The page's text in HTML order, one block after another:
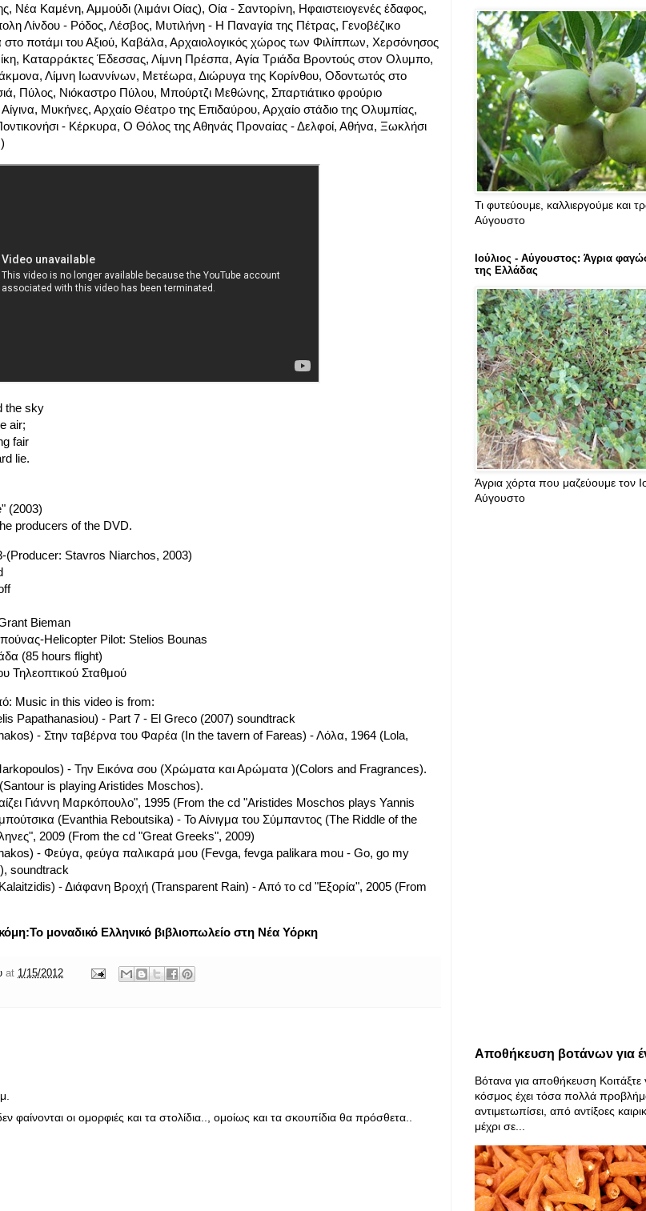
Νέα Καμένη, Αμμούδι (λιμάνι Οίας), Οία - Σαντορίνη, Ηφαιστειογενές έδαφος,
Λίνδου - Ρόδος, Λέσβος, Μυτιλήνη - Η Παναγία της Πέτρας, Γενοβέζικο
ποτάμι του Αξιού, Καβάλα, Αρχαιολογικός χώρος των Φιλίππων, Χερσόνησος
Καταρράκτες Έδεσσας, Λίμνη Πρέσπα, Aγία Τριάδα Βροντούς στον Ολυμπο,
Λίμνη Ιωαννίνων, Μετέωρα, Διώρυγα της Κορίνθου, Οδοντωτός στο
Πύλος, Νιόκαστρο Πύλου, Μπούρτζι Μεθώνης, Σπαρτιάτικο φρούριο
Μυκήνες, Αρχαίο Θέατρο της Επιδαύρου, Αρχαίο στάδιο της Ολυμπίας,
- Κέρκυρα, Ο Θόλος της Αθηνάς Προναίας - Δελφοί, Αθήνα, Ξωκλήσι
the sky
air;
fair
lie.
(2003)
producers of the DVD.
Stavros Niarchos, 2003)
Bieman
Helicopter Pilot: Stelios Bounas
(85 hours flight)
Τηλεοπτικού Σταθμού
Music in this video is from:
Papathanasiou) - Part 7 - El Greco (2007) soundtrack
- Στην ταβέρνα του Φαρέα (In the tavern of Fareas) - Λόλα, 1964 (Lola,
- Την Εικόνα σου (Χρώματα και Αρώματα )(Colors and Fragrances).
is playing Aristides Moschos).
Γιάννη Μαρκόπουλο", 1995 (From the cd "Aristides Moschos plays Yannis
(Evanthia Reboutsika) - Το Αίνιγμα του Σύμπαντος (The Riddle of the
2009 (From the cd "Great Greeks", 2009)
- Φεύγα, φεύγα παλικαρά μου (Fevga, fevga palikara mou - Go, go my
soundtrack
- Διάφανη Βροχή (Transparent Rain) - Από το cd "Εξορία", 2005 (From
Το μοναδικό Ελληνικό βιβλιοπωλείο στη Νέα Υόρκη
at 1/15/2012
φαίνονται οι ομορφιές και τα στολίδια.., ομοίως και τα σκουπίδια θα πρόσθετα..
Τι φυτεύουμε, καλλιεργούμε και
Αύγουστο
Ιούλιος - Αύγουστος: Άγρια
της Ελλάδας
Άγρια χόρτα που μαζεύουμε τον
Αύγουστο
Αποθήκευση βοτάνων για
Βότανα για αποθήκευση
κόσμος έχει τόσα πολλά
αντιμετωπίσει, από αντίξοες
μέχρι σε...